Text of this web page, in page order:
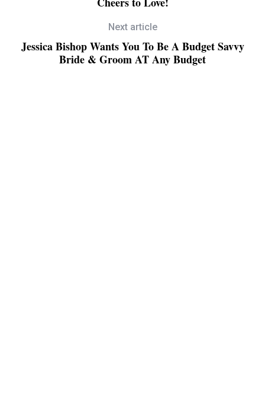
Next article
Jessica Bishop Wants You To Be A Budget Savvy
Bride & Groom AT Any Budget